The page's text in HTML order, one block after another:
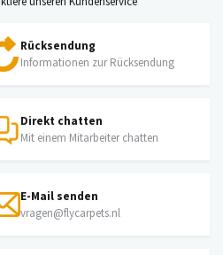
Rücksendung
Informationen zur Rücksendung
Direkt chatten
Mit einem Mitarbeiter chatten
E-Mail senden
vragen@flycarpets.nl